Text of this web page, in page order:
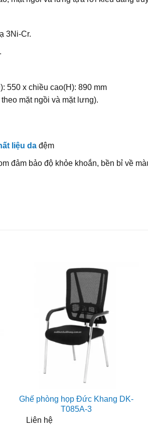
3Ni-Cr.
550 x chiều cao(H): 890 mm
mặt ngồi và mặt lưng).
liệu dađệm
đảm bảo độ khỏe khoắn, bền bỉ về
Ghế phòng họp Đức Khang DK-
T085A-3
Liên hệ